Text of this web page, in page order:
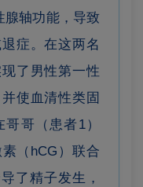
腺轴功能，导致
症。在这两名
了男性第一性
使血清性类固
哥（患者1）
（hCG）联合
了精子发生，